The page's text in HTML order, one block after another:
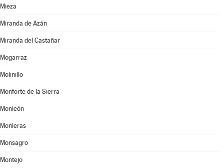
Mieza
Miranda de Azán
Miranda del Castañar
Mogarraz
Molinillo
Monforte de la Sierra
Monleón
Monleras
Monsagro
Montejo